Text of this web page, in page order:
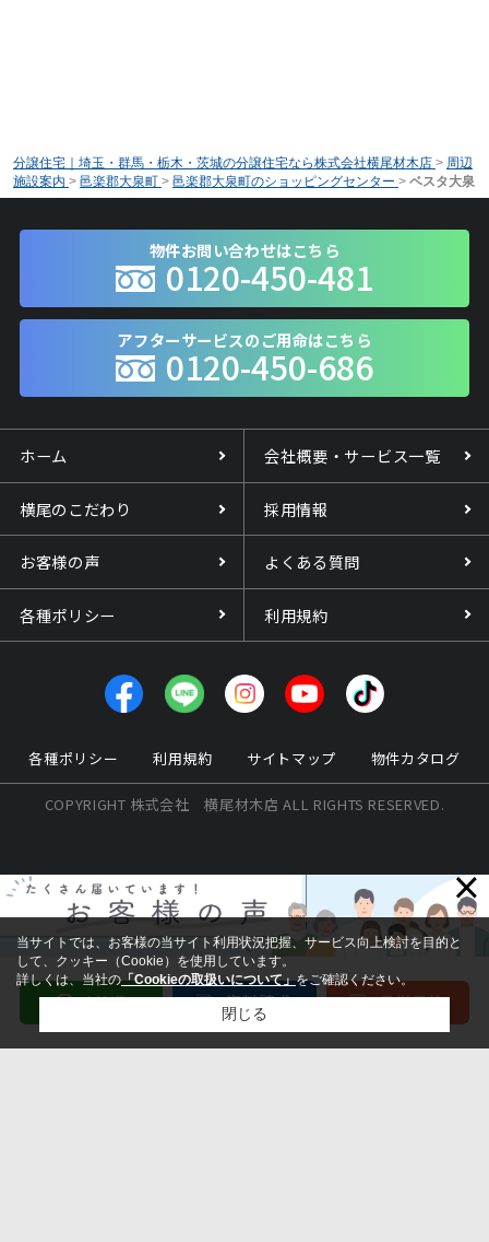
分譲住宅｜埼玉・群馬・栃木・茨城の分譲住宅なら株式会社横尾材木店 > 周辺
施設案内 > 邑楽郡大泉町 > 邑楽郡大泉町のショッピングセンター > ベスタ大泉
物件お問い合わせはこちら
0120-450-481
アフターサービスのご用命はこちら
0120-450-686
ホーム 会社概要・サービス一覧
横尾のこだわり 採用情報
お客様の声 よくある質問
各種ポリシー 利用規約
各種ポリシー 利用規約 サイトマップ 物件カタログ
COPYRIGHT 株式会社 横尾材木店 ALL RIGHTS RESERVED.
×
当サイトでは、お客様の当サイト利用状況把握、サービス向上検討を目的と
して、クッキー（Cookie）を使用しています。
詳しくは、当社の「Cookieの取扱いについて」をご確認ください。
閉じる